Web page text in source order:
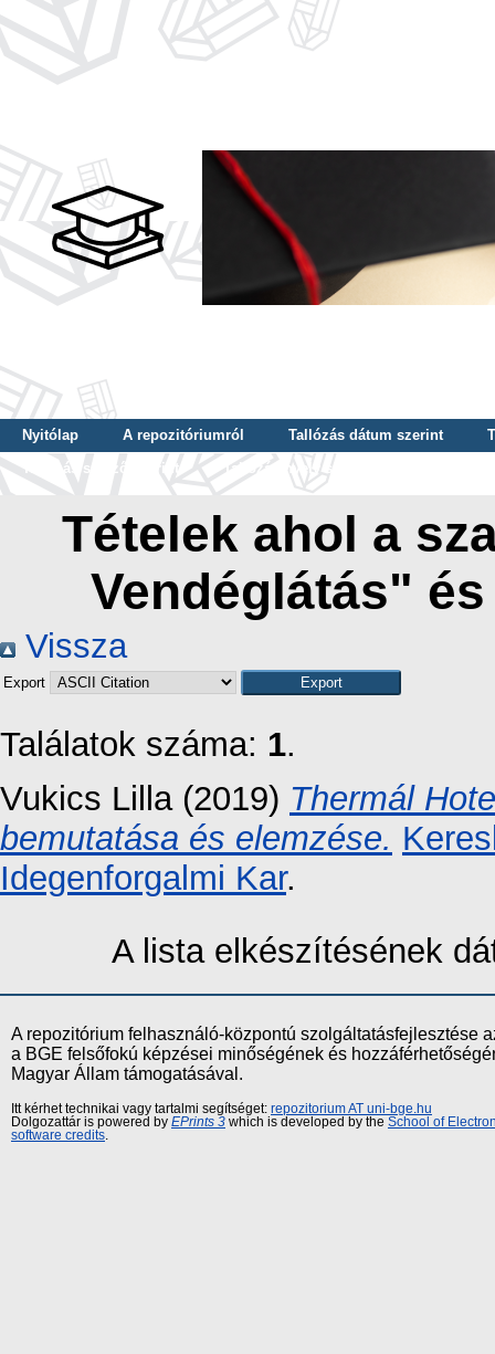
Nyitólap A repozitóriumról Tallózás dátum szerint
Tallózás szerző szerint
Tallózás nyelv szerint
Tételek ahol a
Vendéglátás"
Vissza
Export
Találatok száma: 1.
Vukics Lilla (2019) Thermál
bemutatása és elemzése.
Idegenforgalmi Kar.
A lista elkészítésének
A repozitórium felhasználó-központú szolgáltatásfejlesztése
a BGE felsőfokú képzései minőségének és
Magyar Állam támogatásával.
Itt kérhet technikai vagy tartalmi segítséget: repozitorium AT uni-bge.hu
Dolgozattár is powered by EPrints 3 which is developed by the School of
software credits